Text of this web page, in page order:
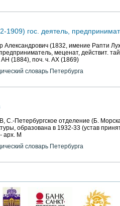
1909) гос. деятель,
(1832, имение Рапти
меценат, действит.
(1884), поч. ч. АХ (1869)
словарь Петербурга
Петербургское отделение (Б.
образована в 1932-33 (устав
арх. М
словарь Петербурга